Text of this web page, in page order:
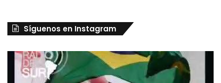
Síguenos en Instagram